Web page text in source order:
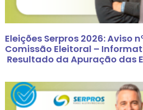
Eleições Serpros 2026: Aviso
Comissão Eleitoral –
Resultado da Apuração das